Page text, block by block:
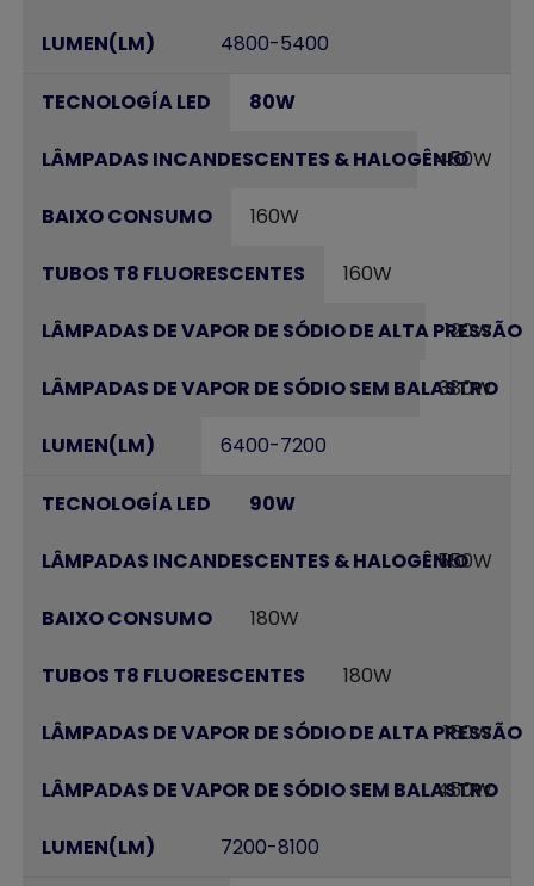
4800-5400
80W
450W
160W
160W
120W
380W
6400-7200
90W
550W
180W
180W
150W
450W
7200-8100